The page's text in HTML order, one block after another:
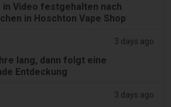
Video festgehalten nach
in Hoschton Vape Shop
3 days ago
lang, dann folgt eine
Entdeckung
3 days ago